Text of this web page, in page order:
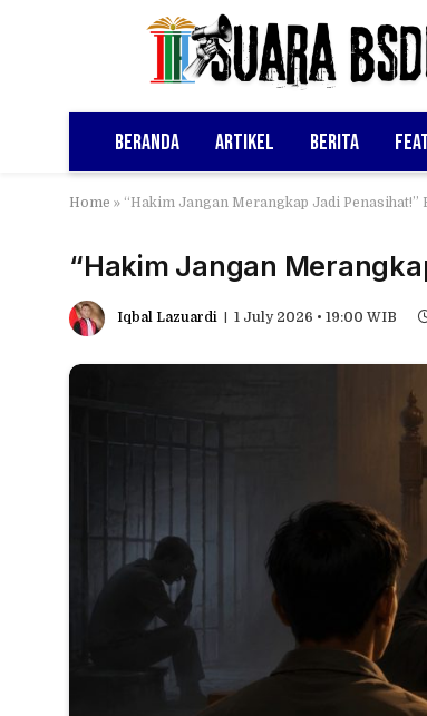
Beranda Artikel Berita
Home » “Hakim Jangan Merangkap Jadi Penasihat!”
“Hakim Jangan
Iqbal Lazuardi 1 July 2026 • 19:00 WIB